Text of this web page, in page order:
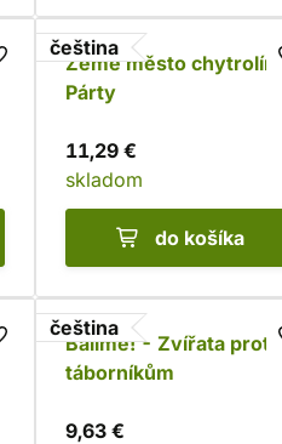
čeština
Země město chytrolín:
Párty
11,29 €
skladom
do košíka
čeština
Balíme! - Zvířata proti
táborníkům
9,63 €